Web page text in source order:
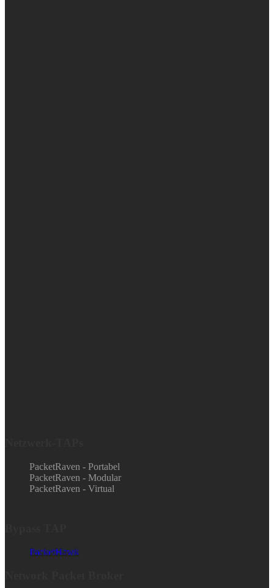
PacketRaven - Portabel
PacketRaven - Modular
PacketRaven - Virtual
PacketHawk